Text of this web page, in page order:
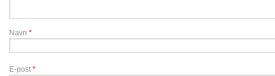
Navn *
E-post *